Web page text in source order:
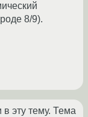
8/9).
эту тему. Тема